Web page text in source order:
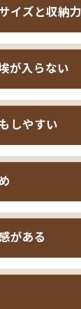
イズと収納力
（幅80cm）は
たサイズで、
収納スペース
られます。
め、勉強机や
ます。
が入らない
BOX構造（完
め、一般的な
ッド下からの
管できます。
います。
しやすい
構造の引き
手間が大幅に軽
、狭い廊下や
が2階や3階に
のチェストベ
めです。
屋に大容量収
がある
容量収納を実
度と高く、フ